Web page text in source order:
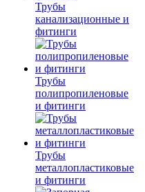
Трубы
канализационные и
фитинги
Трубы
полипропиленовые
и фитинги
Трубы
металлопластиковые
и фитинги